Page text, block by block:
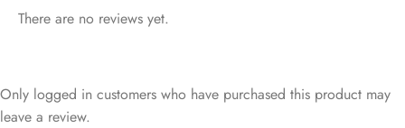
There are no reviews yet.
Only logged in customers who have purchased this product may
leave a review.